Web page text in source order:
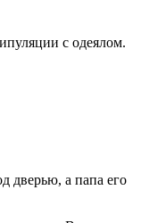
с одеялом.
дверью, а папа его